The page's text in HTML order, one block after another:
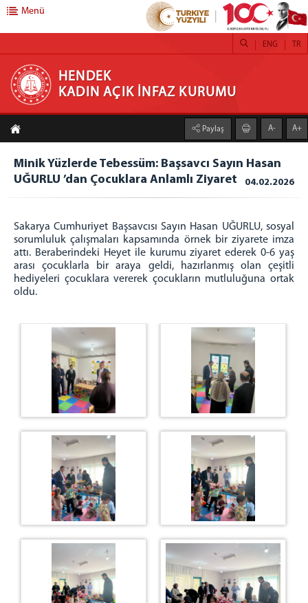
HENDEK KADIN AÇIK İNFAZ KURUMU
ANASAYFA
KURUMUMUZ
İŞ YURTLARI
DERİ KEMER ÜRETİM ATÖLYESİ
KUAFÖR
TABLO RESİM ATÖLYESİ
DEFNE YAPRAĞI AYIKLAMA ATÖLYESİ
TAKI TASARIM ATÖLYESİ
ZİYARET GÜN VE SAATLERİ
YEMEK LİSTESİ
Menü
HENDEK
KADIN AÇIK İNFAZ KURUMU
TR
ENG
Paylaş A- A+
Minik Yüzlerde Tebessüm: Başsavcı Sayın Hasan
UĞURLU ’dan Çocuklara Anlamlı Ziyaret
04.02.2026
Sakarya Cumhuriyet Başsavcısı Sayın Hasan UĞURLU, sosyal
sorumluluk çalışmaları kapsamında örnek bir ziyarete imza
attı. Beraberindeki Heyet ile kurumu ziyaret ederek 0-6 yaş
arası çocuklarla bir araya geldi, hazırlanmış olan çeşitli
hediyeleri çocuklara vererek çocukların mutluluğuna ortak
oldu.